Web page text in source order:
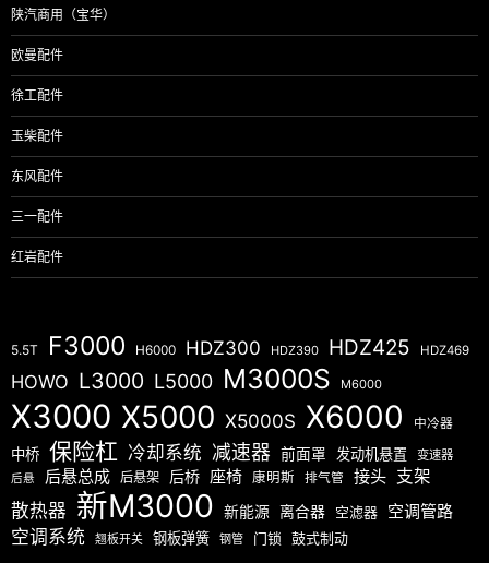
陕汽商用（宝华）
欧曼配件
徐工配件
玉柴配件
东风配件
三一配件
红岩配件
5.5T F3000 H6000 HDZ300 HDZ390 HDZ425 HDZ469
HOWO L3000 L5000 M3000S M6000
X3000 X5000 X5000S X6000 中冷器
中桥 保险杠 冷却系统 减速器 前面罩 发动机悬置 变速器
后悬 后悬总成 后悬架 后桥 座椅 康明斯 排气管 接头 支架
散热器 新M3000 新能源 离合器 空滤器 空调管路
空调系统 翘板开关 钢板弹簧 钢管 门锁 鼓式制动